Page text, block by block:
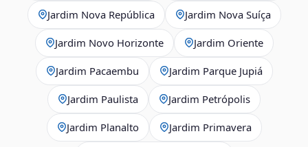
Jardim Nova República Jardim Nova Suíça
Jardim Novo Horizonte Jardim Oriente
Jardim Pacaembu Jardim Parque Jupiá
Jardim Paulista Jardim Petrópolis
Jardim Planalto Jardim Primavera